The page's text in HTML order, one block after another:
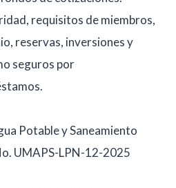
requisitos de miembros,
reservas, inversiones y
seguros por
Potable y Saneamiento
UMAPS-LPN-12-2025